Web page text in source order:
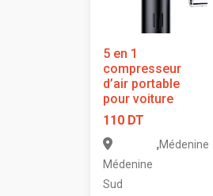
5 en 1
compresseur
d’air portable
pour voiture
110 DT
Médenine
Sud
,Médenine